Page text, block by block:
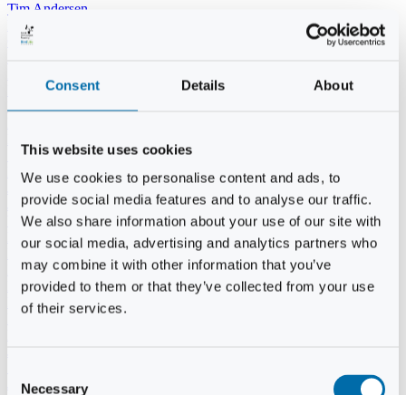
Consent Details About
This website uses cookies
We use cookies to personalise content and ads, to
provide social media features and to analyse our traffic.
We also share information about your use of our site with
our social media, advertising and analytics partners who
may combine it with other information that you’ve
provided to them or that they’ve collected from your use
of their services.
Necessary
Tim Andersen
Per Janfelt
Christian Hjorth
Kjeld Hansen
Niels Thomas Rosenberg
Svend Andersen
Bent Wigh
Jens-Kjeld Jensen
Jon Fjeldså
William Carøe Aarestrup
Erik Mølgaard
Klaus Malling Olsen
Brian Zobbe
Peter Lange
Kurt Due Johansen
Niels Peter Andreasen
Jesper Tofft